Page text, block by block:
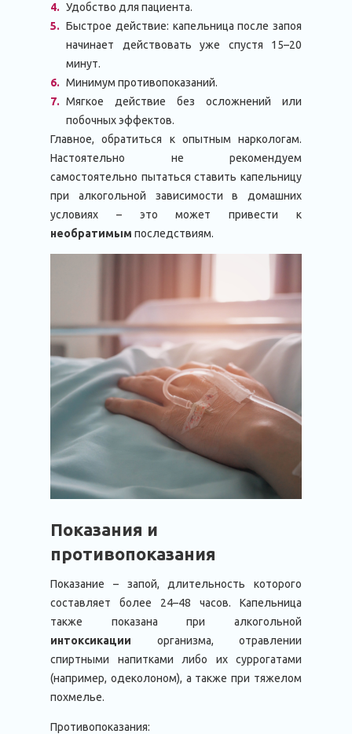
Удобство для пациента.
Быстрое действие: капельница после запоя
начинает действовать уже спустя 15–20
минут.
Минимум противопоказаний.
Мягкое действие без осложнений или
побочных эффектов.
Главное, обратиться к опытным наркологам.
Настоятельно не рекомендуем
самостоятельно пытаться ставить капельницу
при алкогольной зависимости в домашних
условиях – это может привести к
необратимым последствиям.
Показания и
противопоказания
Показание – запой, длительность которого
составляет более 24–48 часов. Капельница
также показана при алкогольной
интоксикации организма, отравлении
спиртными напитками либо их суррогатами
(например, одеколоном), а также при тяжелом
похмелье.
Противопоказания: